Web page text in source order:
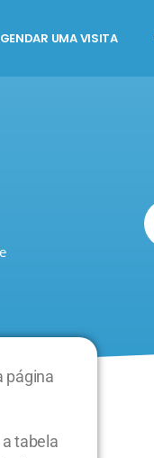
UMA VISITA
página
tabela